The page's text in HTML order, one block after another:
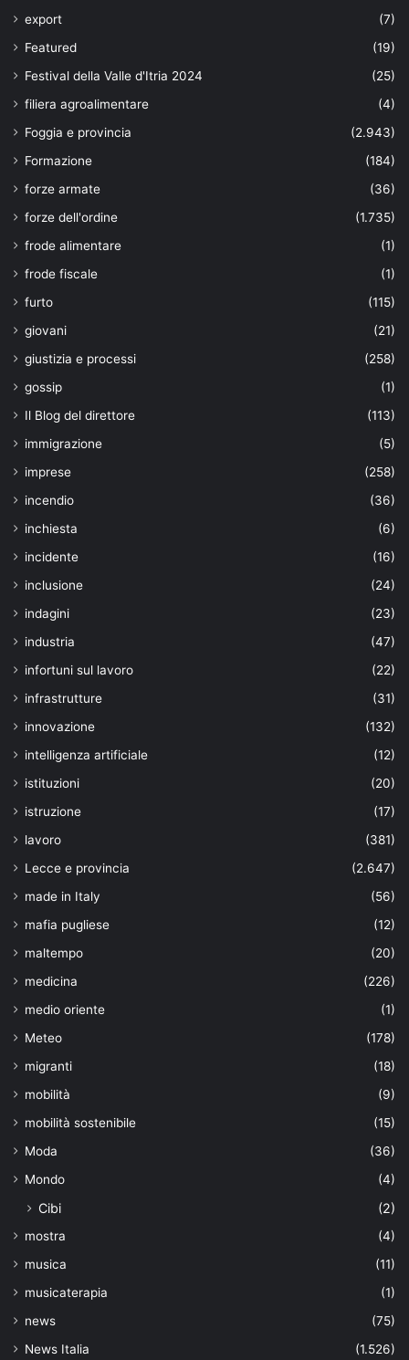
export
(7)
Featured
(19)
Festival della Valle d'Itria 2024
(25)
filiera agroalimentare
(4)
Foggia e provincia
(2.943)
Formazione
(184)
forze armate
(36)
forze dell'ordine
(1.735)
frode alimentare
(1)
frode fiscale
(1)
furto
(115)
giovani
(21)
giustizia e processi
(258)
gossip
(1)
Il Blog del direttore
(113)
immigrazione
(5)
imprese
(258)
incendio
(36)
inchiesta
(6)
incidente
(16)
inclusione
(24)
indagini
(23)
industria
(47)
infortuni sul lavoro
(22)
infrastrutture
(31)
innovazione
(132)
intelligenza artificiale
(12)
istituzioni
(20)
istruzione
(17)
lavoro
(381)
Lecce e provincia
(2.647)
made in Italy
(56)
mafia pugliese
(12)
maltempo
(20)
medicina
(226)
medio oriente
(1)
Meteo
(178)
migranti
(18)
mobilità
(9)
mobilità sostenibile
(15)
Moda
(36)
Mondo
(4)
Cibi (2)
mostra
(4)
musica
(11)
musicaterapia
(1)
news
(75)
News Italia
(1.526)